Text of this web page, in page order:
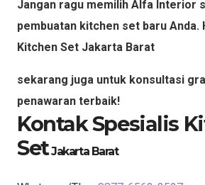
Jangan ragu memilih Alfa Interior
pembuatan kitchen set baru Anda.
Kitchen Set Jakarta Barat
sekarang juga untuk konsultasi
penawaran terbaik!
Kontak Spesialis
SetJakarta Barat